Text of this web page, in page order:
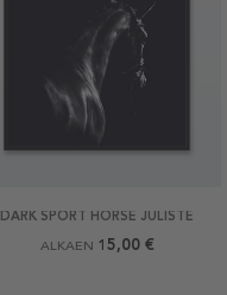
DARK SPORT HORSE JULISTE
ALKAEN 15,00 €